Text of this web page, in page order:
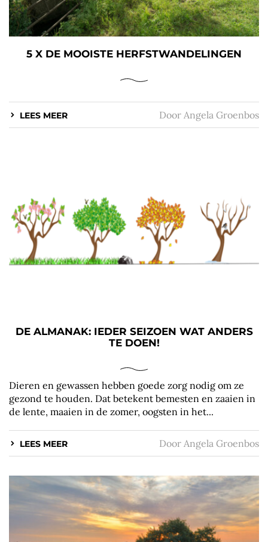
5 X DE MOOISTE HERFSTWANDELINGEN
LEES MEER Door Angela Groenbos
DE ALMANAK: IEDER SEIZOEN WAT ANDERS
TE DOEN!
Dieren en gewassen hebben goede zorg nodig om ze
gezond te houden. Dat betekent bemesten en zaaien in
de lente, maaien in de zomer, oogsten in het...
LEES MEER Door Angela Groenbos